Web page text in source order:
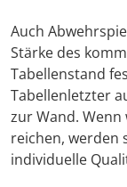
Auch
Stärke des
Tabellenstand
Tabellenletzter
zur Wand.
reichen, werden
individuelle